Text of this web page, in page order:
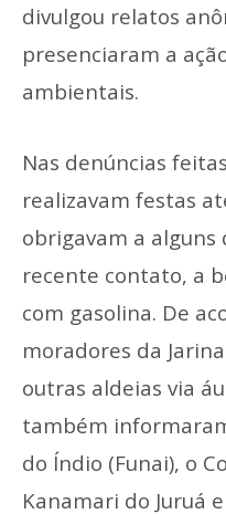
divulgou relatos
presenciaram a
ambientais.
Nas denúncias
realizavam festas
obrigavam a alguns
recente contato, a
com gasolina. De
moradores da
outras aldeias via
também
do Índio (Funai), o
Kanamari do Juruá